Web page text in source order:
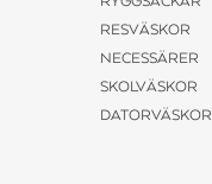
RESVÄSKOR
NECESSÄRER
SKOLVÄSKOR
DATORVÄSKOR